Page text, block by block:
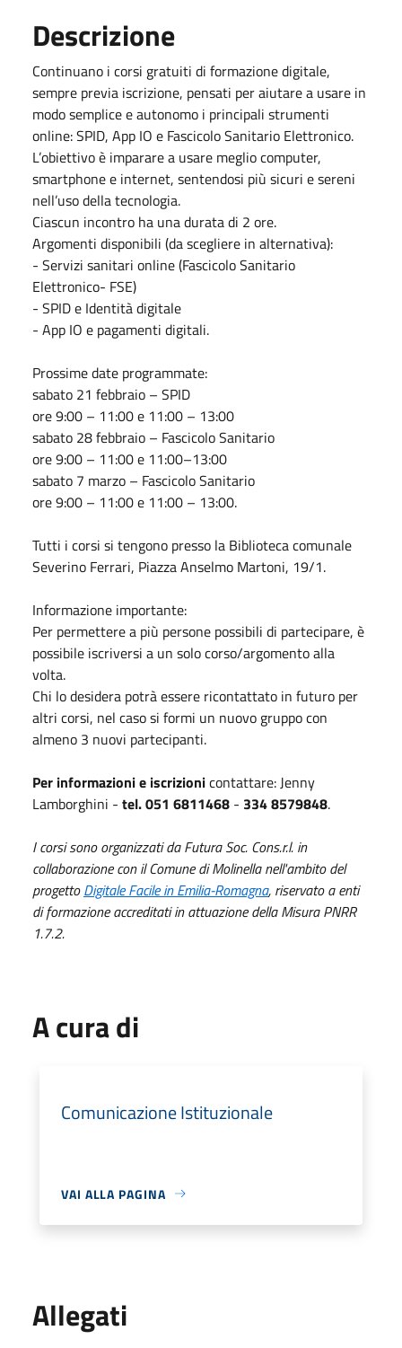
Descrizione
Continuano i corsi gratuiti di formazione digitale,
sempre previa iscrizione, pensati per aiutare a usare in
modo semplice e autonomo i principali strumenti
online: SPID, App IO e Fascicolo Sanitario Elettronico.
L’obiettivo è imparare a usare meglio computer,
smartphone e internet, sentendosi più sicuri e sereni
nell’uso della tecnologia.
Ciascun incontro ha una durata di 2 ore.
Argomenti disponibili (da scegliere in alternativa):
- Servizi sanitari online (Fascicolo Sanitario
Elettronico- FSE)
- SPID e Identità digitale
- App IO e pagamenti digitali.
Prossime date programmate:
sabato 21 febbraio – SPID
ore 9:00 – 11:00 e 11:00 – 13:00
sabato 28 febbraio – Fascicolo Sanitario
ore 9:00 – 11:00 e 11:00–13:00
sabato 7 marzo – Fascicolo Sanitario
ore 9:00 – 11:00 e 11:00 – 13:00.
Tutti i corsi si tengono presso la Biblioteca comunale
Severino Ferrari, Piazza Anselmo Martoni, 19/1.
Informazione importante:
Per permettere a più persone possibili di partecipare, è
possibile iscriversi a un solo corso/argomento alla
volta.
Chi lo desidera potrà essere ricontattato in futuro per
altri corsi, nel caso si formi un nuovo gruppo con
almeno 3 nuovi partecipanti.
Per informazioni e iscrizionicontattare: Jenny
Lamborghini - tel. 051 6811468 - 334 8579848.
I corsi sono organizzati da Futura Soc. Cons.r.l. in
collaborazione con il Comune di Molinella nell'ambito del
progettoDigitale Facile in Emilia-Romagna, riservato a enti
di formazione accreditati in attuazione della Misura PNRR
1.7.2.
A cura di
Comunicazione Istituzionale
VAI ALLA PAGINA
Allegati